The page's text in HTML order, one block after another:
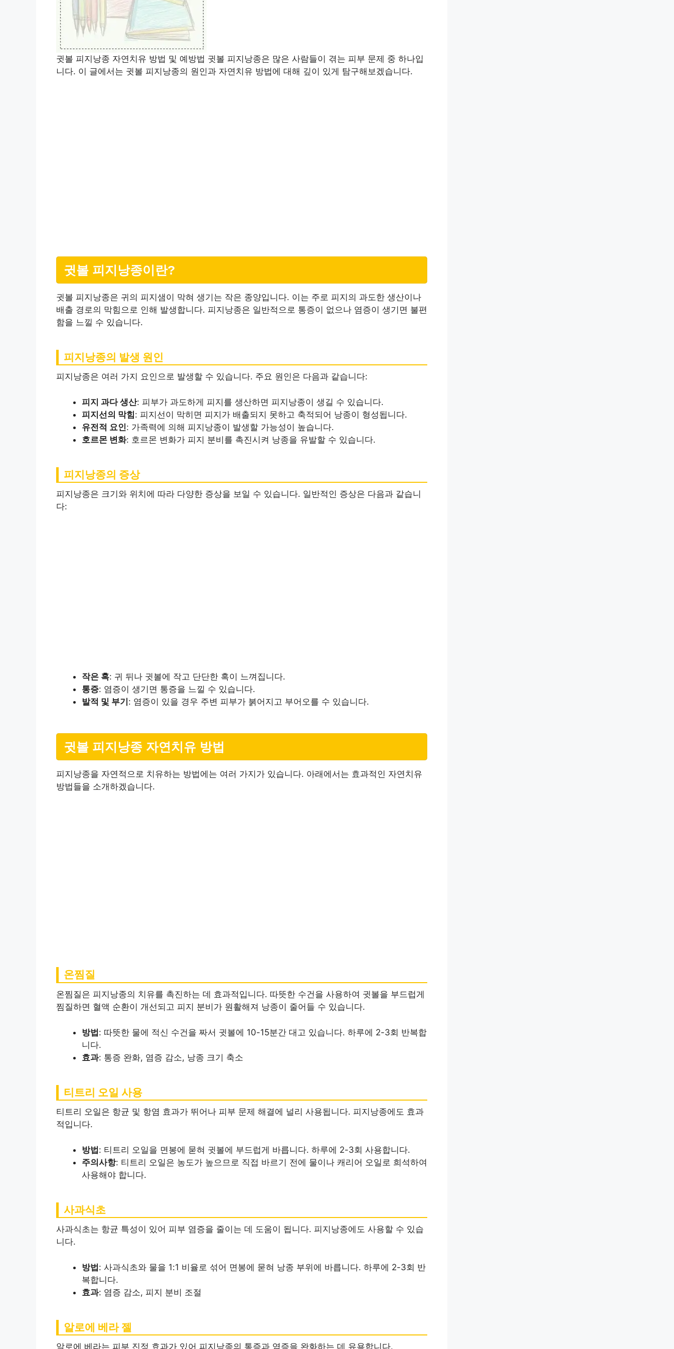
귓볼 피지낭종 자연치유 방법 및 예방법 귓볼 피지낭종은 많은 사람들이 겪는 피부 문제 중 하나입
니다. 이 글에서는 귓볼 피지낭종의 원인과 자연치유 방법에 대해 깊이 있게 탐구해보겠습니다.
귓볼 피지낭종이란?
귓볼 피지낭종은 귀의 피지샘이 막혀 생기는 작은 종양입니다. 이는 주로 피지의 과도한 생산이나
배출 경로의 막힘으로 인해 발생합니다. 피지낭종은 일반적으로 통증이 없으나 염증이 생기면 불편
함을 느낄 수 있습니다.
피지낭종의 발생 원인
피지낭종은 여러 가지 요인으로 발생할 수 있습니다. 주요 원인은 다음과 같습니다:
피지 과다 생산: 피부가 과도하게 피지를 생산하면 피지낭종이 생길 수 있습니다.
피지선의 막힘: 피지선이 막히면 피지가 배출되지 못하고 축적되어 낭종이 형성됩니다.
유전적 요인: 가족력에 의해 피지낭종이 발생할 가능성이 높습니다.
호르몬 변화: 호르몬 변화가 피지 분비를 촉진시켜 낭종을 유발할 수 있습니다.
피지낭종의 증상
피지낭종은 크기와 위치에 따라 다양한 증상을 보일 수 있습니다. 일반적인 증상은 다음과 같습니
다:
작은 혹: 귀 뒤나 귓볼에 작고 단단한 혹이 느껴집니다.
통증: 염증이 생기면 통증을 느낄 수 있습니다.
발적 및 부기: 염증이 있을 경우 주변 피부가 붉어지고 부어오를 수 있습니다.
귓볼 피지낭종 자연치유 방법
피지낭종을 자연적으로 치유하는 방법에는 여러 가지가 있습니다. 아래에서는 효과적인 자연치유
방법들을 소개하겠습니다.
온찜질
온찜질은 피지낭종의 치유를 촉진하는 데 효과적입니다. 따뜻한 수건을 사용하여 귓볼을 부드럽게
찜질하면 혈액 순환이 개선되고 피지 분비가 원활해져 낭종이 줄어들 수 있습니다.
방법: 따뜻한 물에 적신 수건을 짜서 귓볼에 10-15분간 대고 있습니다. 하루에 2-3회 반복합
니다.
효과: 통증 완화, 염증 감소, 낭종 크기 축소
티트리 오일 사용
티트리 오일은 항균 및 항염 효과가 뛰어나 피부 문제 해결에 널리 사용됩니다. 피지낭종에도 효과
적입니다.
방법: 티트리 오일을 면봉에 묻혀 귓볼에 부드럽게 바릅니다. 하루에 2-3회 사용합니다.
주의사항: 티트리 오일은 농도가 높으므로 직접 바르기 전에 물이나 캐리어 오일로 희석하여
사용해야 합니다.
사과식초
사과식초는 항균 특성이 있어 피부 염증을 줄이는 데 도움이 됩니다. 피지낭종에도 사용할 수 있습
니다.
방법: 사과식초와 물을 1:1 비율로 섞어 면봉에 묻혀 낭종 부위에 바릅니다. 하루에 2-3회 반
복합니다.
효과: 염증 감소, 피지 분비 조절
알로에 베라 젤
알로에 베라는 피부 진정 효과가 있어 피지낭종의 통증과 염증을 완화하는 데 유용합니다.